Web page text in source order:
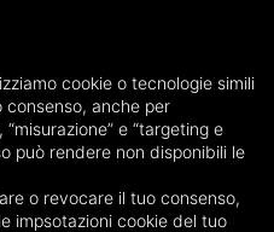
cookie o tecnologie simili
anche per
e “targeting e
può rendere non disponibili le
o revocare il tuo consenso,
impsotazioni cookie del tuo